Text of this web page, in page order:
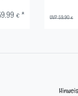
€ * UVP 59,90 €